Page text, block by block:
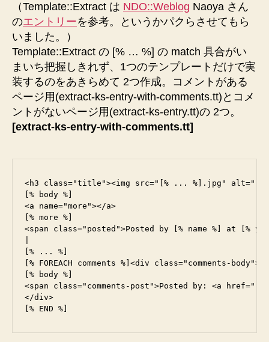
（Template::Extract は NDO::Weblog Naoya さん
のエントリーを参考。というかパクらさせてもら
いました。）
Template::Extract の [% … %] の match 具合がい
まいち把握しきれず、1つのテンプレートだけで実
装するのをあきらめて 2つ作成。コメントがある
ページ用(extract-ks-entry-with-comments.tt)とコメ
ントがないページ用(extract-ks-entry.tt)の 2つ。
[extract-ks-entry-with-comments.tt]
<h3 class="title"><img src="[% ... %].jpg" alt="[%
[% body %]
<a name="more"></a>
[% more %]
<span class="posted">Posted by [% name %] at [%
[% ... %]
[% FOREACH comments %]<div class="comments-body">
[% body %]
<span class="comments-post">Posted by: <a
</div>